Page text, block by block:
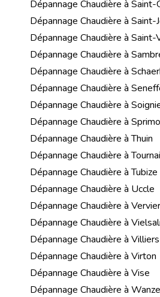
Dépannage Chaudière à Saint-
Dépannage Chaudière à Saint-
Dépannage Chaudière à Saint-
Dépannage Chaudière à
Dépannage Chaudière à
Dépannage Chaudière à
Dépannage Chaudière à
Dépannage Chaudière à
Dépannage Chaudière à Thuin
Dépannage Chaudière à Tournai
Dépannage Chaudière à Tubize
Dépannage Chaudière à Uccle
Dépannage Chaudière à
Dépannage Chaudière à
Dépannage Chaudière à
Dépannage Chaudière à Virton
Dépannage Chaudière à Vise
Dépannage Chaudière à Wanze